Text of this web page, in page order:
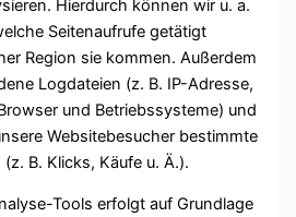
Hierdurch können wir u. a.
Seitenaufrufe getätigt
Region sie kommen. Außerdem
Logdateien (z. B. IP-Adresse,
und Betriebssysteme) und
Websitebesucher bestimmte
B. Klicks, Käufe u. Ä.).
Tools erfolgt auf Grundlage